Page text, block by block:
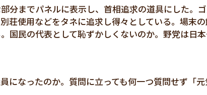
分までパネルに表示し、首相追求の道具にした。
荘使用などをタネに追求し得々としている。場末
国民の代表として恥ずかしくないのか。野党は日
になったのか。質問に立っても何一つ質問せず「元